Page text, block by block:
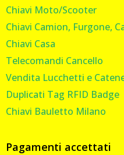
Chiavi Moto/Scooter
Chiavi Camion, Furgone,
Chiavi Casa
Telecomandi Cancello
Vendita Lucchetti e
Duplicati Tag RFID Badge
Chiavi Bauletto Milano
Pagamenti accettati